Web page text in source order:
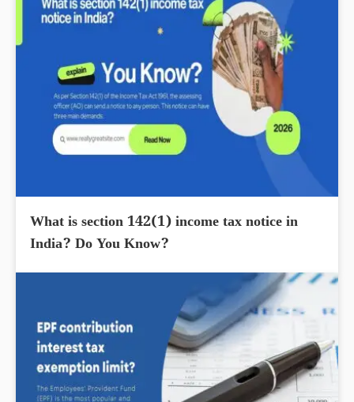
What is section 142(1) income tax notice in
India? Do You Know?